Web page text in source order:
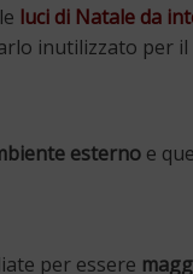
luci di Natale da
inutilizzato per il
esterno e
per essere